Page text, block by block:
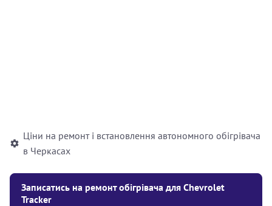
Ціни на ремонт і встановлення автономного обігрівача
в Черкасах
Записатись на ремонт обігрівача для Chevrolet
Tracker